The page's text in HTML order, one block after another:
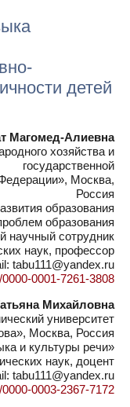
детей
Магомед-Алиевна
хозяйства и
государственной
Москва,
Россия
образования
образования
научный сотрудник
наук, профессор
tabu111@yandex.ru
0001-7261-3808
Михайловна
университет
Москва, Россия
и культуры речи»
наук, доцент
tabu111@yandex.ru
0003-2367-7172